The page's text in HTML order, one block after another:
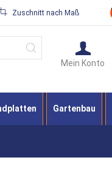
Zuschnitt nach Maß
Mein Konto
Gartenbau